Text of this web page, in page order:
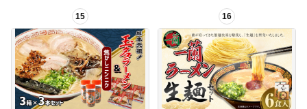
15 16